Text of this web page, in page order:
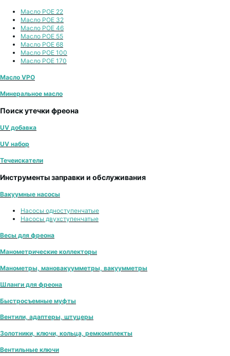
Масло POE 22
Масло POE 32
Масло POE 46
Масло POE 55
Масло POE 68
Масло POE 100
Масло POE 170
Масло VPO
Минеральное масло
Поиск утечки фреона
UV добавка
UV набор
Течеискатели
Инструменты заправки и обслуживания
Вакуумные насосы
Насосы одноступенчатые
Насосы двухступенчатые
Весы для фреона
Манометрические коллекторы
Манометры, мановакуумметры, вакуумметры
Шланги для фреона
Быстросъемные муфты
Вентили, адаптеры, штуцеры
Золотники, ключи, кольца, ремкомплекты
Вентильные ключи